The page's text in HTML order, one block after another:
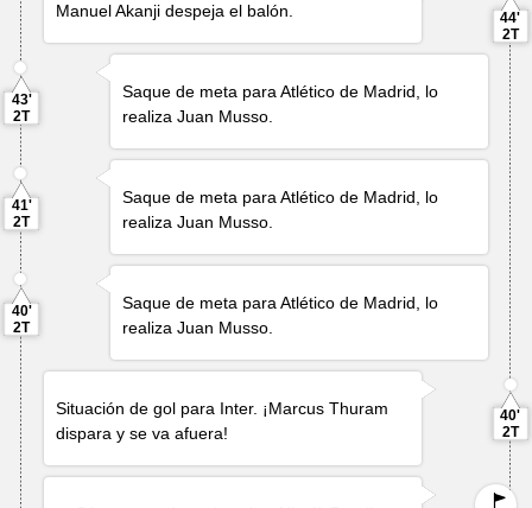
Manuel Akanji despeja el balón.
44'
2T
43'
2T
Saque de meta para Atlético de Madrid, lo
realizaJuan Musso
41'
2T
Saque de meta para Atlético de Madrid, lo
realizaJuan Musso
40'
2T
Saque de meta para Atlético de Madrid, lo
realizaJuan Musso
Situación de gol para Inter. ¡Marcus Thuram
dispara y se va afuera!
40'
2T